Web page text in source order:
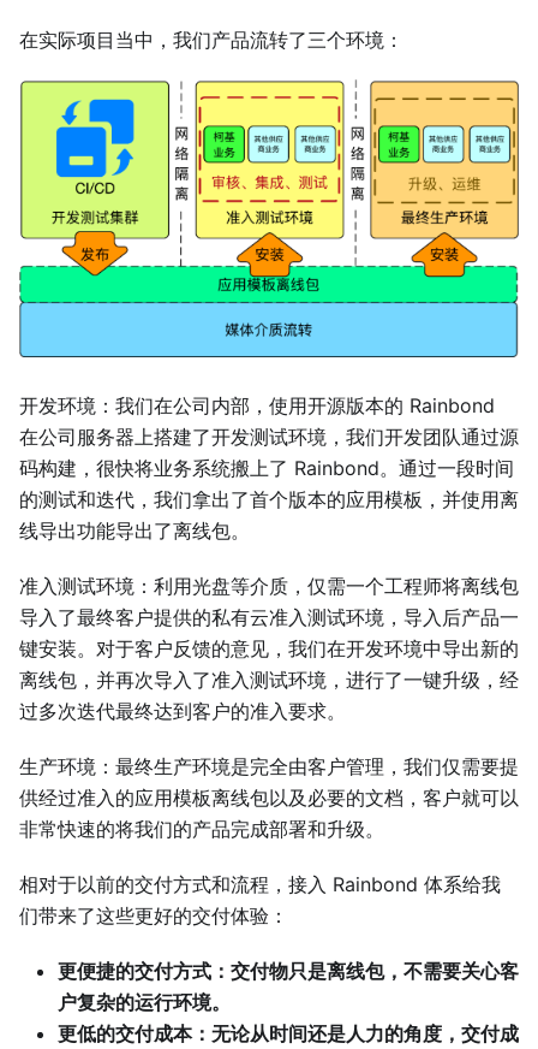
在实际项目当中，我们产品流转了三个环境：
开发环境：我们在公司内部，使用开源版本的 Rainbond
在公司服务器上搭建了开发测试环境，我们开发团队通过源
码构建，很快将业务系统搬上了 Rainbond。通过一段时间
的测试和迭代，我们拿出了首个版本的应用模板，并使用离
线导出功能导出了离线包。
准入测试环境：利用光盘等介质，仅需一个工程师将离线包
导入了最终客户提供的私有云准入测试环境，导入后产品一
键安装。对于客户反馈的意见，我们在开发环境中导出新的
离线包，并再次导入了准入测试环境，进行了一键升级，经
过多次迭代最终达到客户的准入要求。
生产环境：最终生产环境是完全由客户管理，我们仅需要提
供经过准入的应用模板离线包以及必要的文档，客户就可以
非常快速的将我们的产品完成部署和升级。
相对于以前的交付方式和流程，接入 Rainbond 体系给我
们带来了这些更好的交付体验：
更便捷的交付方式：交付物只是离线包，不需要关心客
户复杂的运行环境。
更低的交付成本：无论从时间还是人力的角度，交付成